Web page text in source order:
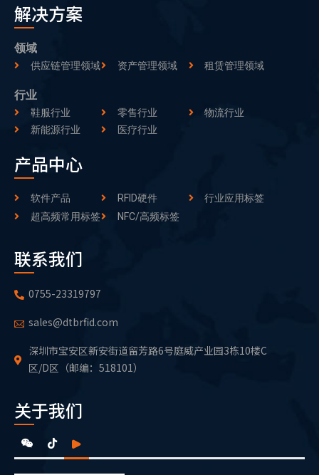
解决方案
领域
供应链管理领域 资产管理领域 租赁管理领域
行业
鞋服行业 零售行业
物流行业
新能源行业
医疗行业
产品中心
软件产品 RFID硬件
行业应用标签
超高频常用标签
NFC/高频标签
联系我们
0755-23319797
sales@dtbrfid.com
深圳市宝安区新安街道留芳路6号庭威产业园3栋10楼C
区/D区（邮编：518101）
关于我们